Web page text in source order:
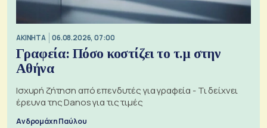
ΑΚΙΝΗΤΑ 06.08.2026, 07:00
Γραφεία: Πόσο κοστίζει το τ.μ στην
Αθήνα
Ισχυρή ζήτηση από επενδυτές για γραφεία - Τι δείχνει
έρευνα της Danos για τις τιμές
Ανδρομάχη Παύλου